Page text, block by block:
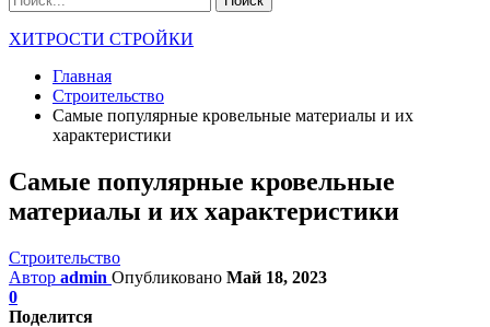
ХИТРОСТИ СТРОЙКИ
Главная
Строительство
Самые популярные кровельные материалы и их
характеристики
Самые популярные кровельные
материалы и их характеристики
Строительство
Автор admin Опубликовано Май 18, 2023
0
Поделится